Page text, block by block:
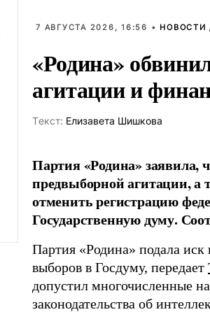
7 АВГУСТА 2026, 16:56 • НОВОСТИ
«Родина»
агитации и
Tекст: Елизавета Шишкова
Партия «Родина» заявила,
предвыборной агитации, а
отменить регистрацию
Государственную думу.
Партия «Родина» подала
выборов в Госдуму, передает
допустил многочисленные
законодательства об